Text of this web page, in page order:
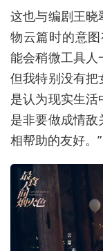
这也与编剧王晓
物云篇时的意
能会稍微工具人
但我特别没有
是认为现实生
是非要做成情
相帮助的友好。”